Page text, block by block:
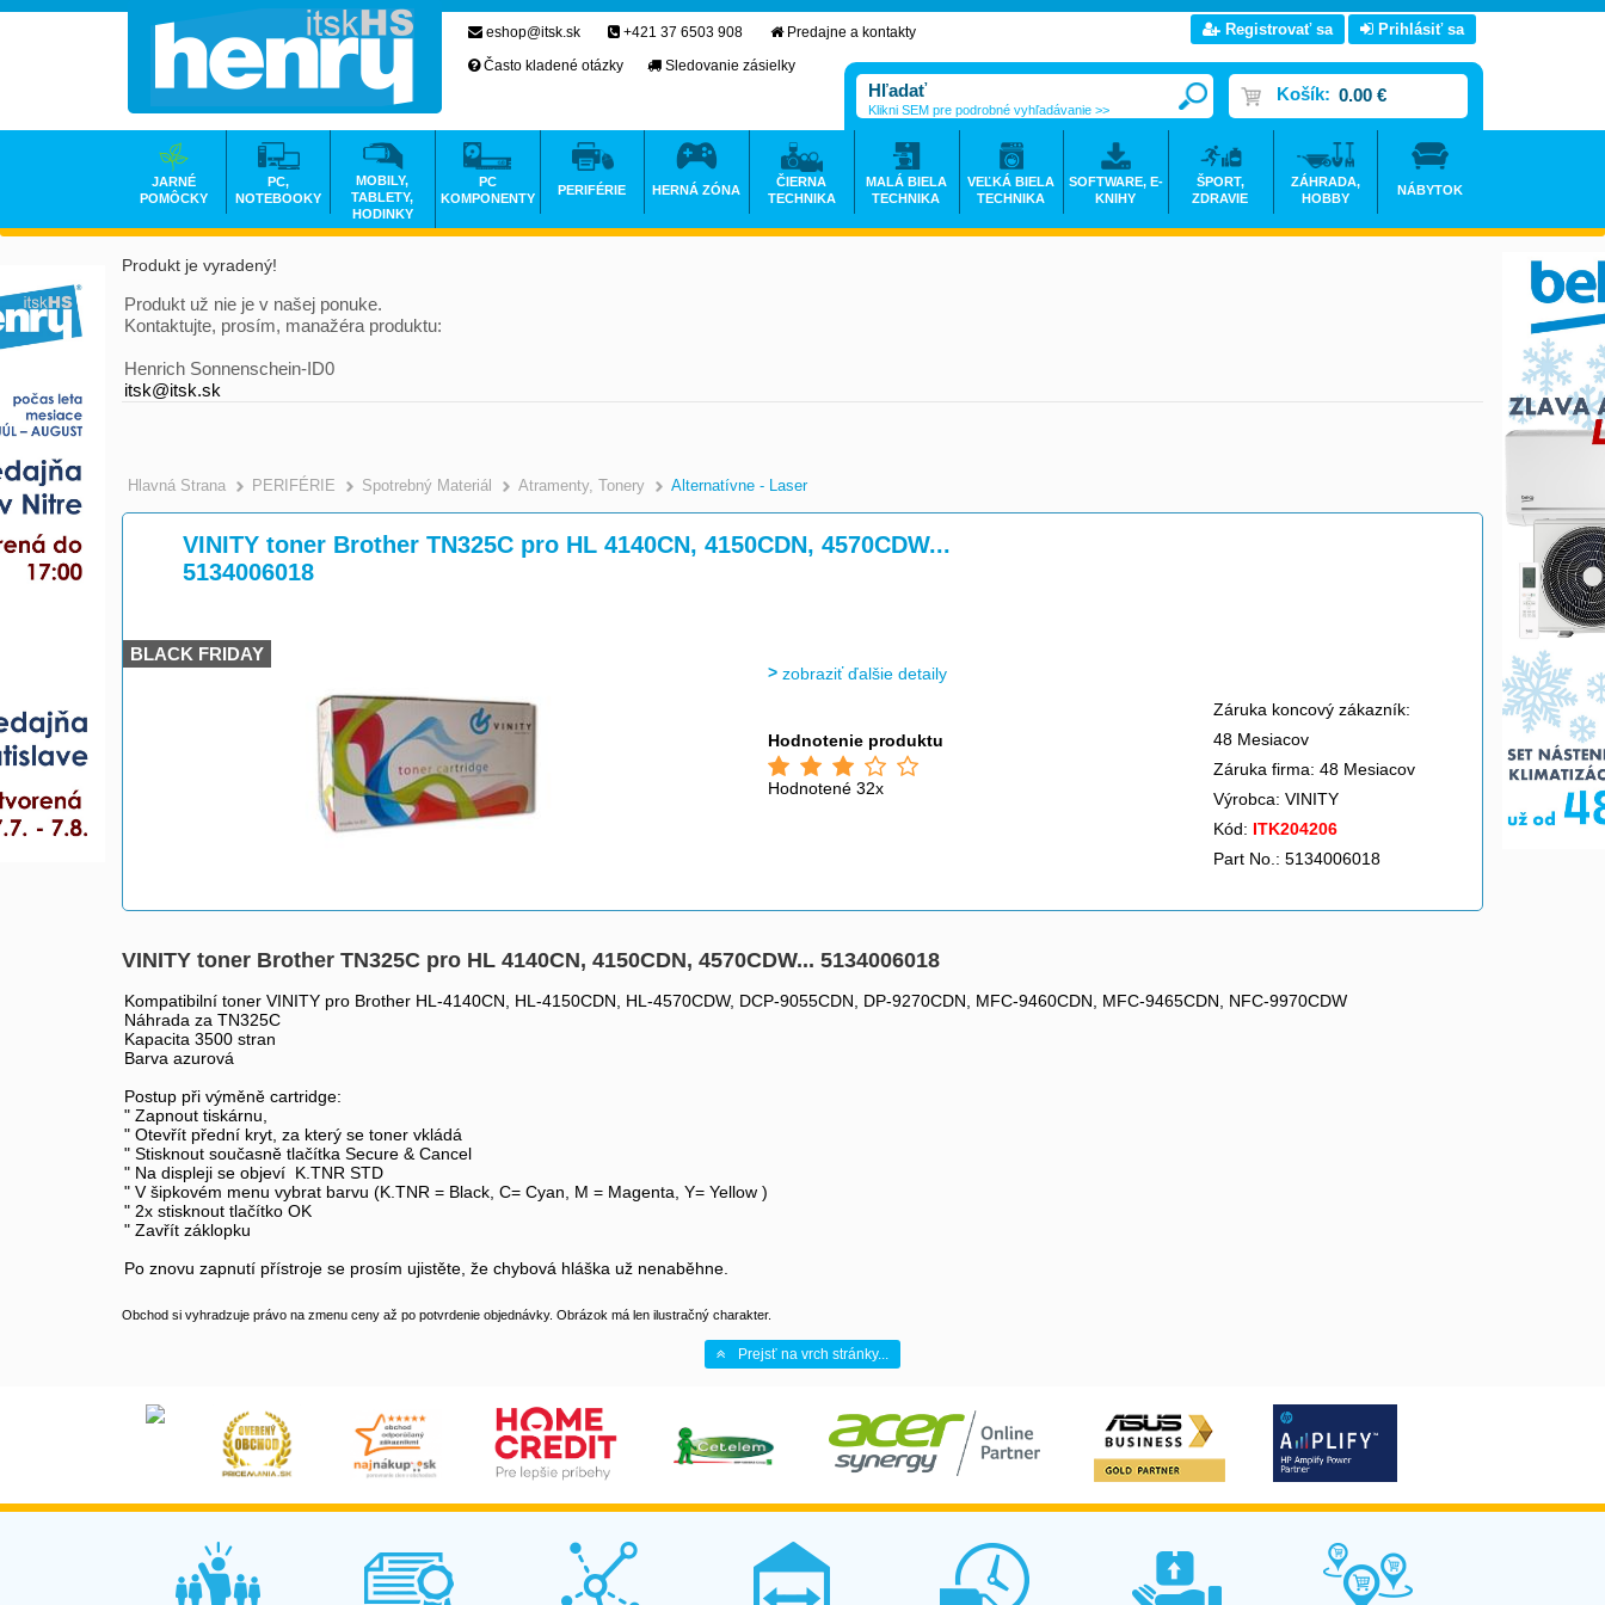
Produkt je vyradený!
Produkt už nie je v našej ponuke.
Kontaktujte, prosím, manažéra produktu:
Henrich Sonnenschein-ID0
itsk@itsk.sk
Hlavná Strana >
PERIFÉRIE >
Spotrebný Materiál >
Atramenty, Tonery >
Alternatívne - Laser
VINITY toner Brother TN325C pro HL 4140CN, 4150CDN, 4570CDW...
5134006018
BLACK FRIDAY
zobraziť ďalšie detaily
Hodnotenie produktu
Hodnotené 32x
Záruka koncový zákazník:
48 Mesiacov
Záruka firma: 48 Mesiacov
Výrobca: VINITY
Kód: ITK204206
Part No.: 5134006018
VINITY toner Brother TN325C pro HL 4140CN, 4150CDN, 4570CDW... 5134006018
Kompatibilní toner VINITY pro Brother HL-4140CN, HL-4150CDN, HL-4570CDW, DCP-9055CDN, DP-9270CDN, MFC-9460CDN, MFC-9465CDN, NFC-9970CDW
Náhrada za TN325C
Kapacita 3500 stran
Barva azurová
Postup při výměně cartridge:
" Zapnout tiskárnu,
" Otevřít přední kryt, za který se toner vkládá
" Stisknout současně tlačítka Secure & Cancel
" Na displeji se objeví K.TNR STD
" V šipkovém menu vybrat barvu (K.TNR = Black, C= Cyan, M = Magenta, Y= Yellow )
" 2x stisknout tlačítko OK
" Zavřít záklopku
Po znovu zapnutí přístroje se prosím ujistěte, že chybová hláška už nenaběhne.
Obchod si vyhradzuje právo na zmenu ceny až po potvrdenie objednávky. Obrázok má len ilustračný charakter.
Prejsť na vrch stránky...
eshop@itsk.sk +421 37 6503 908
Predajne a kontakty
Často kladené otázky
Sledovanie zásielky
Registrovať sa Prihlásiť sa
Košík: 0.00 €
Klikni SEM pre podrobné vyhľadávanie >>
JARNÉ
POMÔCKY
PC,
NOTEBOOKY
MOBILY,
TABLETY,
HODINKY
PC
KOMPONENTY
PERIFÉRIE HERNÁ ZÓNA
ČIERNA
TECHNIKA
MALÁ BIELA
TECHNIKA
VEĽKÁ BIELA
TECHNIKA
SOFTWARE, E-
KNIHY
ŠPORT,
ZDRAVIE
ZÁHRADA,
HOBBY
NÁBYTOK